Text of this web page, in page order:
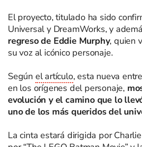
El proyecto, titulado ha sido
Universal y DreamWorks, y
regreso de Eddie Murphy, quien
su voz al icónico personaje.
Según el artículo, esta nueva
en los orígenes del personaje,
evolución y el camino que lo
uno de los más queridos del
La cinta estará dirigida por